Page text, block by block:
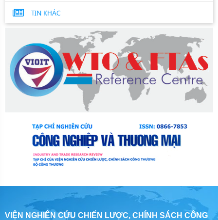
TIN KHÁC
VIỆN NGHIÊN CỨU CHIẾN LƯỢC, CHÍNH SÁCH CÔNG